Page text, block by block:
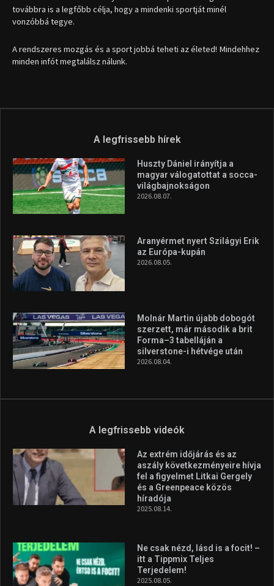
továbbra is a legfőbb célja, hogy a mindenki sportját minél
vonzóbbá tegye.
A rendszeres mozgás és a sport jobbá teheti az életed! Mindehhez
minden infót megtalálsz nálunk.
A legfrissebb hírek
Huszty Dániel irányítja a
magyar válogatottat a socca-
világbajnokságon
2026.08.07.
Aranyérmet nyert Szilágyi Erik
az Európa-kupán
2026.08.05.
Molnár Martin újabb dobogót
szerzett, már második a brit
Forma–3 tabelláján a
silverstone-i hétvége után
2026.08.04.
A legfrissebb videók
Az extrém időjárás és az
aszály következményeire hívja
fel a figyelmet Litkai Gergely
és a Greenpeace közös
híradója
2025.08.14.
Ne csak nézd, lásd is a focit! –
itt a Tippmix Teljes
Terjedelem!
2025.08.05.